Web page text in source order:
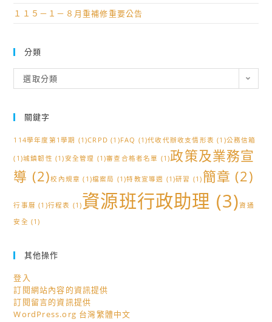
１１５－１－８月重補修重要公告
分類
類
選取分類
關鍵字
114學年度第1學期 (1)CRPD (1)FAQ (1)代收代辦收支情形表 (1)公務信箱
(1)城鎮韌性 (1)安全管理 (1)審查合格者名單 (1)政策及業務宣
導 (2)校內規章 (1)檔案局 (1)特教宣導週 (1)研習 (1) 簡章 (2)
行事曆 (1)行程表 (1)資源班行政助理 (3)資通
安全 (1)
其他操作
登入
訂閱網站內容的資訊提供
訂閱留言的資訊提供
WordPress.org 台灣繁體中文